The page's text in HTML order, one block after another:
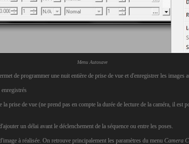
Menu Autosave
de programmer une nuit entière de prise de vue et d'enregistrer les images
la prise de vue (ne prend pas en compte la durée de lecture de la caméra, il est
un délai avant le déclenchement de la séquence ou entre les poses.
à réalisée. On retrouve principalement les paramètres du menu Camera